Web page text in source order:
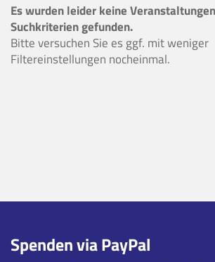
Es wurden leider keine
Suchkriterien gefunden.
Bitte versuchen Sie es ggf. mit weniger
Filtereinstellungen nocheinmal.
Spenden via PayPal